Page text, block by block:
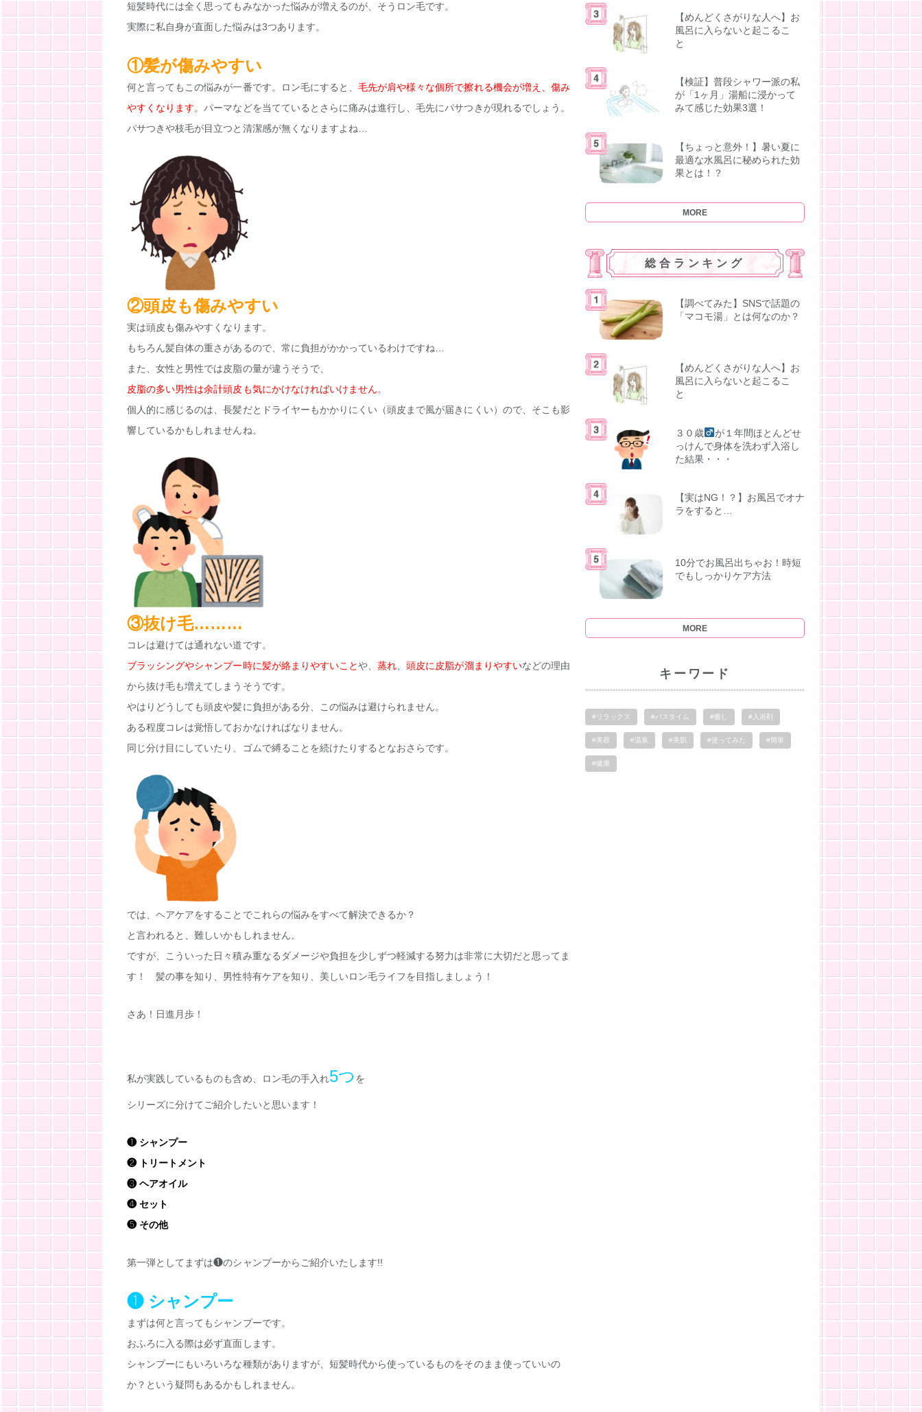
短髪時代には全く思ってもみなかった悩みが増えるのが、そうロン毛です。
実際に私自身が直面した悩みは3つあります。
①髪が傷みやすい
何と言ってもこの悩みが一番です。ロン毛にすると、毛先が肩や様々な個所で擦れる機会が増え、傷み
やすくなります。パーマなどを当てているとさらに痛みは進行し、毛先にパサつきが現れるでしょう。
パサつきや枝毛が目立つと清潔感が無くなりますよね…
②頭皮も傷みやすい
実は頭皮も傷みやすくなります。
もちろん髪自体の重さがあるので、常に負担がかかっているわけですね…
また、女性と男性では皮脂の量が違うそうで、
皮脂の多い男性は余計頭皮も気にかけなければいけません。
個人的に感じるのは、長髪だとドライヤーもかかりにくい（頭皮まで風が届きにくい）ので、そこも影
響しているかもしれませんね。
③抜け毛………
コレは避けては通れない道です。
ブラッシングやシャンプー時に髪が絡まりやすいことや、蒸れ 、頭皮に皮脂が溜まりやすいなどの理由
から抜け毛も増えてしまうそうです。
やはりどうしても頭皮や髪に負担がある分、この悩みは避けられません。
ある程度コレは覚悟しておかなければなりません。
同じ分け目にしていたり、ゴムで縛ることを続けたりするとなおさらです。
では、ヘアケアをすることでこれらの悩みをすべて解決できるか？
と言われると、難しいかもしれません。
ですが、こういった日々積み重なるダメージや負担を少しずつ軽減する努力は非常に大切だと思ってま
す！ 髪の事を知り、男性特有ケアを知り、美しいロン毛ライフを目指しましょう！
さあ！日進月歩！
私が実践しているものも含め、ロン毛の手入れ5つ を
シリーズに分けてご紹介したいと思います！
❶ シャンプー
❷ トリートメント
❸ ヘアオイル
❹ セット
❺ その他
第一弾としてまずは❶のシャンプーからご紹介いたします!!
❶ シャンプー
まずは何と言ってもシャンプーです。
おふろに入る際は必ず直面します。
シャンプーにもいろいろな種類がありますが、短髪時代から使っているものをそのまま使っていいの
か？という疑問もあるかもしれません。
【めんどくさがりな人へ】お
風呂に入らないと起こるこ
と
【検証】普段シャワー派の私
が「1ヶ月」湯船に浸かって
みて感じた効果3選！
【ちょっと意外！】暑い夏に
最適な水風呂に秘められた効
果とは！？
MORE
総合ランキング
【調べてみた】SNSで話題の
「マコモ湯」とは何なのか？
【めんどくさがりな人へ】お
風呂に入らないと起こるこ
と
３０歳
が１年間ほとんどせ
っけんで身体を洗わず入浴し
た結果・・・
【実はNG！？】お風呂でオナ
ラをすると…
10分でお風呂出ちゃお！時短
でもしっかりケア方法
MORE
キーワード
#リラックス #バスタイム #癒し #入浴剤
#美容 #温泉 #美肌 #使ってみた #簡単
#健康